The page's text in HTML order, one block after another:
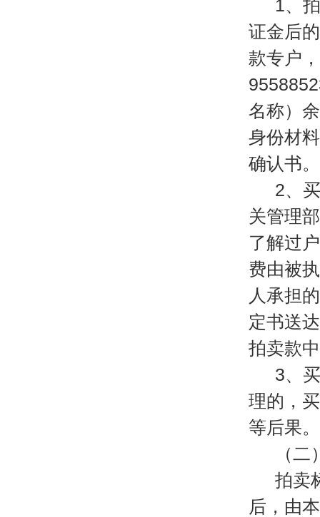
1、
证金后
款专户
名称）
身份材
确认书。
2、
关管理
了解过
费由被
人承担
定书送
拍卖款
3、
理的，
等后果。
（
拍卖
后，由